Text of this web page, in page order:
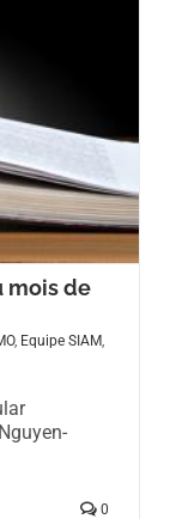
mois de
, Equipe SIAM,
0